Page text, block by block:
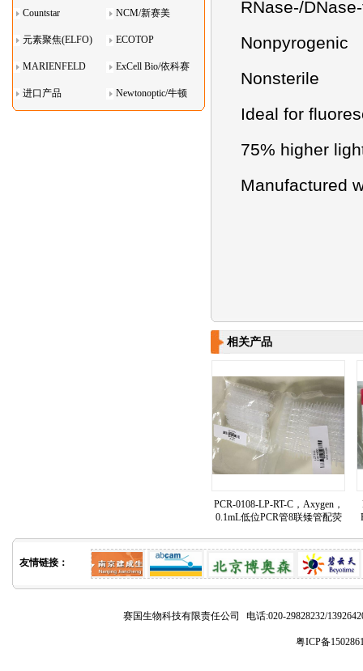
Countstar NCM/新赛美
元素聚焦(ELFO) ECOTOP
MARIENFELD ExCell Bio/依科赛
进口产品 Newtonoptic/牛顿
RNase-/
Nonpyrogenic
Nonsterile
Ideal for
75% higher
Manufactured
相关产品
PCR-0108-LP-RT-C，Axygen，
0.1mL低位PCR管8联矮管配荧
友情链接：
赛国生物科技有限责任公司 电话:020-29828232/
粤ICP备